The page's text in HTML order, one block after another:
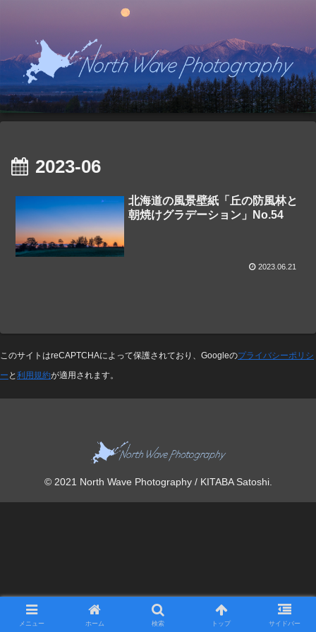
2023-06
北海道の風景壁紙「丘の防風林と
朝焼けグラデーション」No.54
2023.06.21
このサイトはreCAPTCHAによって保護されており、Googleのプライバシーポリシ
ー と 利用規約が適用されます。
© 2021 North Wave Photography / KITABA Satoshi.
メニュー ホーム 検索 トップ サイドバー